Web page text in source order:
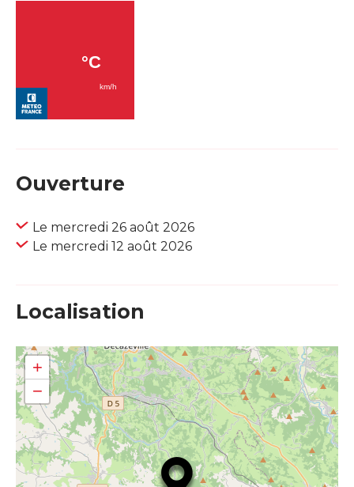
Ouverture
Le mercredi 26 août 2026
Le mercredi 12 août 2026
Localisation
+
−